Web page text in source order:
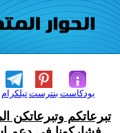
تيلكرامبنترست بودكاست
تبرعاتكم وتبرعاتكن